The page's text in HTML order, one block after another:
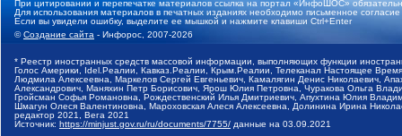
При цитировании и перепечатке материалов ссылка на портал «ИнфоШОС»
Для использования материалов в печатных изданиях необходимо письменное
Если вы увидели ошибку, выделите ее мышкой и нажмите клавиши Ctrl+Enter
©Создание сайта - Инфорос, 2007-2026
* Реестр иностранных средств массовой информации, выполняющих функции
Голос Америки, Idel.Реалии, Кавказ.Реалии, Крым.Реалии, Телеканал Настоящее
Людмила Алексеевна, Маркелов Сергей Евгеньевич, Камалягин Денис Николаевич,
Александрович, Маняхин Петр Борисович, Ярош Юлия Петровна, Чуракова Ольга
Гройсман Софья Романовна, Рождественский Илья Дмитриевич, Апухтина Юлия
Шмагун Олеся Валентиновна, Мароховская Алеся Алексеевна, Долинина Ирина
редактор 2021, Вега 2021
Источник: https://minjust.gov.ru/ru/documents/7755/ данные на 03.09.2021